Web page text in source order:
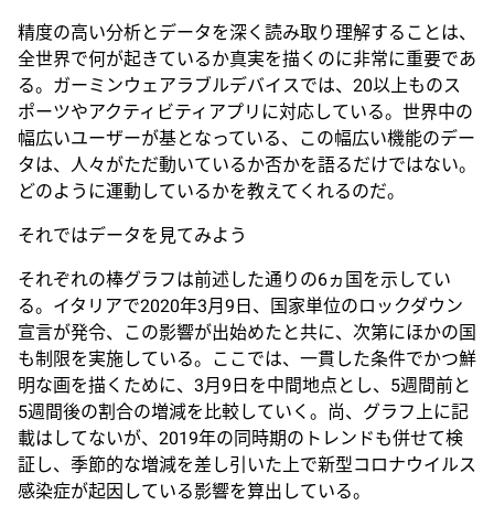
精度の高い分析とデータを深く読み取り理解することは、
全世界で何が起きているか真実を描くのに非常に重要であ
る。ガーミンウェアラブルデバイスでは、20以上ものス
ポーツやアクティビティアプリに対応している。世界中の
幅広いユーザーが基となっている、この幅広い機能のデー
タは、人々がただ動いているか否かを語るだけではない。
どのように運動しているかを教えてくれるのだ。
それではデータを見てみよう
それぞれの棒グラフは前述した通りの6ヵ国を示してい
る。イタリアで2020年3月9日、国家単位のロックダウン
宣言が発令、この影響が出始めたと共に、次第にほかの国
も制限を実施している。ここでは、一貫した条件でかつ鮮
明な画を描くために、3月9日を中間地点とし、5週間前と
5週間後の割合の増減を比較していく。尚、グラフ上に記
載はしてないが、2019年の同時期のトレンドも併せて検
証し、季節的な増減を差し引いた上で新型コロナウイルス
感染症が起因している影響を算出している。